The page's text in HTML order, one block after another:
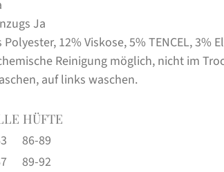
Ja
Polyester, 12% Viskose, 5% TENCEL, 3%
Reinigung möglich, nicht im
auf links waschen.
HÜFTE
86-89
89-92